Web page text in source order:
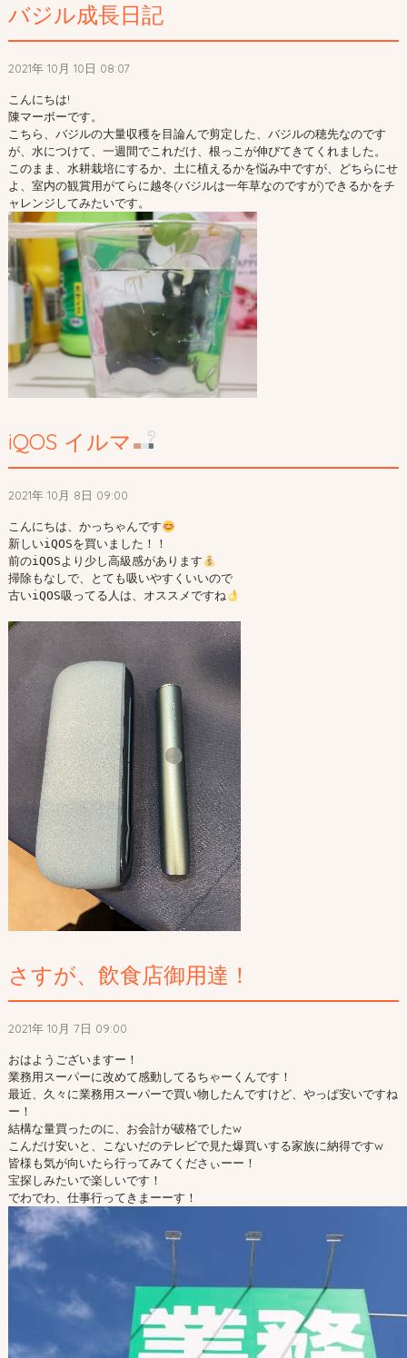
バジル成長日記
2021年 10月 10日 08:07
こんにちは!
陳マーボーです。
こちら、バジルの大量収穫を目論んで剪定した、バジルの穂先なのです
が、水につけて、一週間でこれだけ、根っこが伸びてきてくれました。
このまま、水耕栽培にするか、土に植えるかを悩み中ですが、どちらにせ
よ、室内の観賞用がてらに越冬(バジルは一年草なのですが)できるかをチ
ャレンジしてみたいです。
iQOS イルマ
2021年 10月 8日 09:00
こんにちは、かっちゃんです
新しいiQOSを買いました！！
前のiQOSより少し高級感があります
掃除もなしで、とても吸いやすくいいので
古いiQOS吸ってる人は、オススメですね
さすが、飲食店御用達！
2021年 10月 7日 09:00
おはようございますー！
業務用スーパーに改めて感動してるちゃーくんです！
最近、久々に業務用スーパーで買い物したんですけど、やっぱ安いですね
ー！
結構な量買ったのに、お会計が破格でしたw
こんだけ安いと、こないだのテレビで見た爆買いする家族に納得ですw
皆様も気が向いたら行ってみてくださぃーー！
宝探しみたいで楽しいです！
でわでわ、仕事行ってきまーーす！